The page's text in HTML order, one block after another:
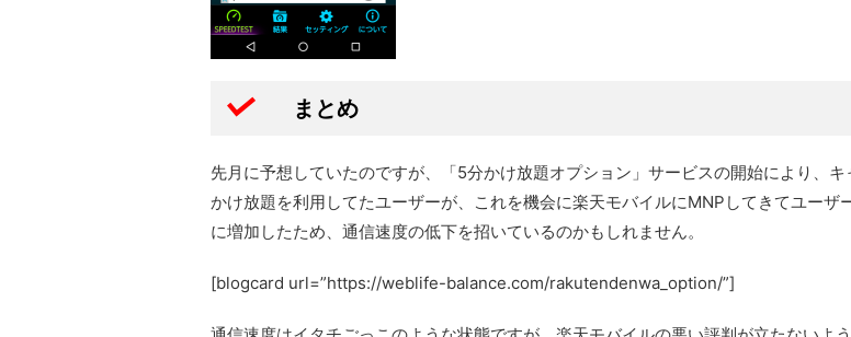
まとめ
先月に予想していたのですが、「5分かけ放題オプション」サービスの開始により、キ
かけ放題を利用してたユーザーが、これを機会に楽天モバイルにMNPしてきてユーザ
に増加したため、通信速度の低下を招いているのかもしれません。
[blogcard url=”https://weblife-balance.com/rakutendenwa_option/”]